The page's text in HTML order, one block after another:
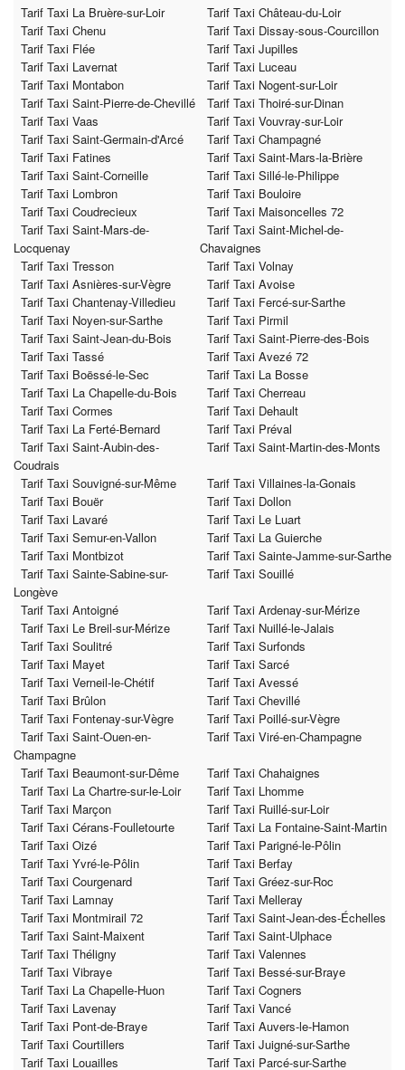
Tarif Taxi La Bruère-sur-Loir
Tarif Taxi Château-du-Loir
Tarif Taxi Chenu
Tarif Taxi Dissay-sous-Courcillon
Tarif Taxi Flée
Tarif Taxi Jupilles
Tarif Taxi Lavernat
Tarif Taxi Luceau
Tarif Taxi Montabon
Tarif Taxi Nogent-sur-Loir
Tarif Taxi Saint-Pierre-de-Chevillé
Tarif Taxi Thoiré-sur-Dinan
Tarif Taxi Vaas
Tarif Taxi Vouvray-sur-Loir
Tarif Taxi Saint-Germain-d'Arcé
Tarif Taxi Champagné
Tarif Taxi Fatines
Tarif Taxi Saint-Mars-la-Brière
Tarif Taxi Saint-Corneille
Tarif Taxi Sillé-le-Philippe
Tarif Taxi Lombron
Tarif Taxi Bouloire
Tarif Taxi Coudrecieux
Tarif Taxi Maisoncelles 72
Tarif Taxi Saint-Mars-de-
Locquenay
Tarif Taxi Saint-Michel-de-
Chavaignes
Tarif Taxi Tresson
Tarif Taxi Volnay
Tarif Taxi Asnières-sur-Vègre
Tarif Taxi Avoise
Tarif Taxi Chantenay-Villedieu
Tarif Taxi Fercé-sur-Sarthe
Tarif Taxi Noyen-sur-Sarthe
Tarif Taxi Pirmil
Tarif Taxi Saint-Jean-du-Bois
Tarif Taxi Saint-Pierre-des-Bois
Tarif Taxi Tassé
Tarif Taxi Avezé 72
Tarif Taxi Boëssé-le-Sec
Tarif Taxi La Bosse
Tarif Taxi La Chapelle-du-Bois
Tarif Taxi Cherreau
Tarif Taxi Cormes
Tarif Taxi Dehault
Tarif Taxi La Ferté-Bernard
Tarif Taxi Préval
Tarif Taxi Saint-Aubin-des-
Coudrais
Tarif Taxi Saint-Martin-des-Monts
Tarif Taxi Souvigné-sur-Même
Tarif Taxi Villaines-la-Gonais
Tarif Taxi Bouër
Tarif Taxi Dollon
Tarif Taxi Lavaré
Tarif Taxi Le Luart
Tarif Taxi Semur-en-Vallon
Tarif Taxi La Guierche
Tarif Taxi Montbizot
Tarif Taxi Sainte-Jamme-sur-Sarthe
Tarif Taxi Sainte-Sabine-sur-
Longève
Tarif Taxi Souillé
Tarif Taxi Antoigné
Tarif Taxi Ardenay-sur-Mérize
Tarif Taxi Le Breil-sur-Mérize
Tarif Taxi Nuillé-le-Jalais
Tarif Taxi Soulitré
Tarif Taxi Surfonds
Tarif Taxi Mayet
Tarif Taxi Sarcé
Tarif Taxi Verneil-le-Chétif
Tarif Taxi Avessé
Tarif Taxi Brûlon
Tarif Taxi Chevillé
Tarif Taxi Fontenay-sur-Vègre
Tarif Taxi Poillé-sur-Vègre
Tarif Taxi Saint-Ouen-en-
Champagne
Tarif Taxi Viré-en-Champagne
Tarif Taxi Beaumont-sur-Dême
Tarif Taxi Chahaignes
Tarif Taxi La Chartre-sur-le-Loir
Tarif Taxi Lhomme
Tarif Taxi Marçon
Tarif Taxi Ruillé-sur-Loir
Tarif Taxi Cérans-Foulletourte
Tarif Taxi La Fontaine-Saint-Martin
Tarif Taxi Oizé
Tarif Taxi Parigné-le-Pôlin
Tarif Taxi Yvré-le-Pôlin
Tarif Taxi Berfay
Tarif Taxi Courgenard
Tarif Taxi Gréez-sur-Roc
Tarif Taxi Lamnay
Tarif Taxi Melleray
Tarif Taxi Montmirail 72
Tarif Taxi Saint-Jean-des-Échelles
Tarif Taxi Saint-Maixent
Tarif Taxi Saint-Ulphace
Tarif Taxi Théligny
Tarif Taxi Valennes
Tarif Taxi Vibraye
Tarif Taxi Bessé-sur-Braye
Tarif Taxi La Chapelle-Huon
Tarif Taxi Cogners
Tarif Taxi Lavenay
Tarif Taxi Vancé
Tarif Taxi Pont-de-Braye
Tarif Taxi Auvers-le-Hamon
Tarif Taxi Courtillers
Tarif Taxi Juigné-sur-Sarthe
Tarif Taxi Louailles
Tarif Taxi Parcé-sur-Sarthe